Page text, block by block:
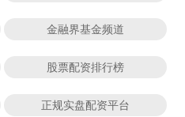
金融界基金频道
股票配资排行榜
正规实盘配资平台